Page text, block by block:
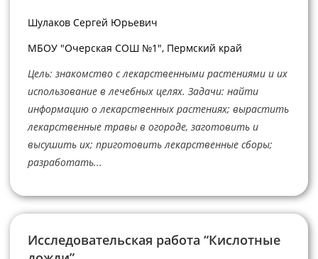
Шулаков Сергей Юрьевич
МБОУ "Очерская СОШ №1", Пермский край
Цель: знакомство с лекарственными растениями и их
использование в лечебных целях. Задачи: найти
информацию о лекарственных растениях; вырастить
лекарственные травы в огороде, заготовить и
высушить их; приготовить лекарственные сборы;
разработать...
Исследовательская работа “Кислотные